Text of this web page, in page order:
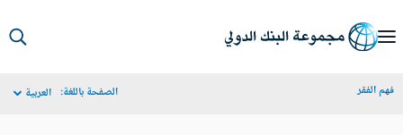
الفقر الصفحة باللغة: العربية